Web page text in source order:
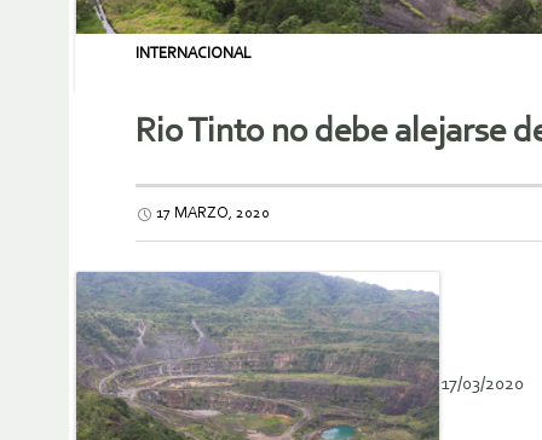
INTERNACIONAL
Rio Tinto no debe alejarse
17 MARZO, 2020
17/03/2020